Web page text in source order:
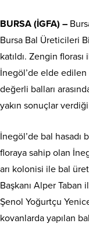
BURSA (İGFA) –
Bursa Bal Üreticileri
katıldı. Zengin
İnegöl’de elde
değerli balları
yakın sonuçlar verdiği
İnegöl’de bal hasadı
floraya sahip olan
arı kolonisi ile bal
Başkanı Alper Taban
Şenol Yoğurtçu
kovanlarda yapılan